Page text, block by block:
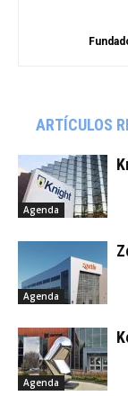
ARTÍCULOS
Agenda
Agenda
Agenda